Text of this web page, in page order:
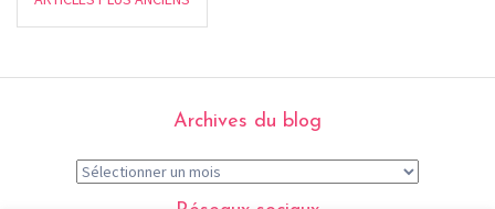
Archives du blog